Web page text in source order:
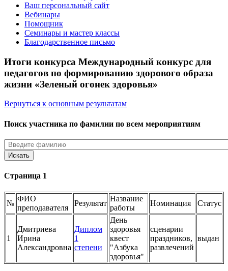
Ваш персональный сайт
Вебинары
Помощник
Семинары и мастер классы
Благодарственное письмо
Итоги конкурса Международный конкурс для
педагогов по формированию здорового образа
жизни «Зеленый огонек здоровья»
Вернуться к основным результатам
Поиск участника по фамилии по всем мероприятиям
Страница 1
№
ФИО
преподавателя
Результат
Название
работы
Номинация Статус
1
Дмитриева
Ирина
Александровна
Диплом
1
степени
День
здоровья
квест
"Азбука
здоровья"
сценарии
праздников,
развлечений
выдан